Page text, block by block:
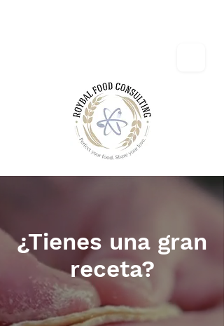
¿Tienes una gran
receta?